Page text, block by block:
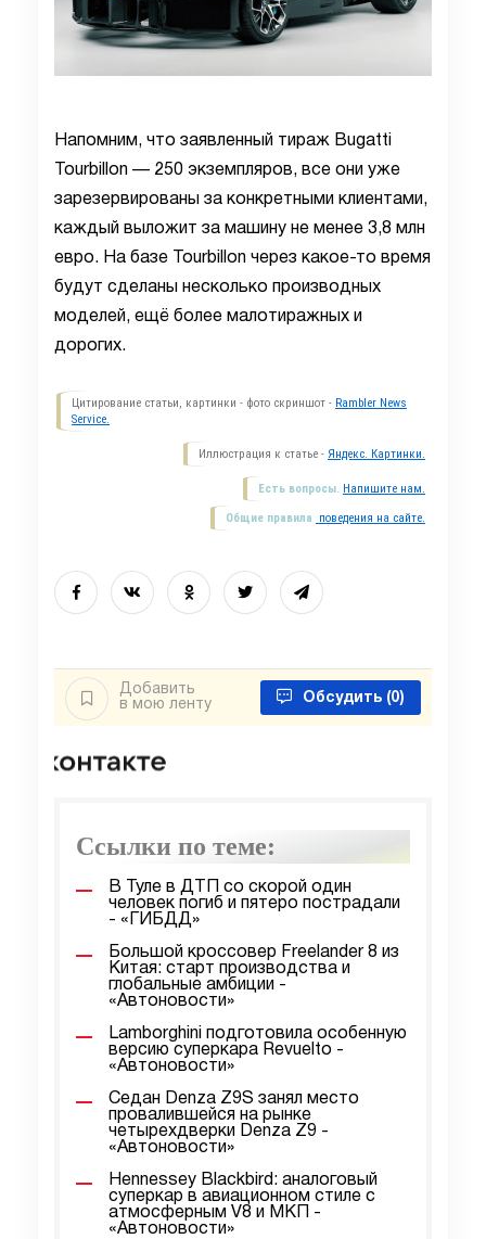
Напомним, что заявленный тираж Bugatti
Tourbillon — 250 экземпляров, все они уже
зарезервированы за конкретными клиентами,
каждый выложит за машину не менее 3,8 млн
евро. На базе Tourbillon через какое-то время
будут сделаны несколько производных
моделей, ещё более малотиражных и
дорогих.
Цитирование статьи, картинки - фото скриншот - Rambler News
Service.
Иллюстрация к статье - Яндекс. Картинки.
Есть вопросы. Напишите нам.
Общие правила поведения на сайте.
Добавить
в мою ленту
Обсудить (0)
Ссылки по теме:
В Туле в ДТП со скорой один
человек погиб и пятеро пострадали
- «ГИБДД»
Большой кроссовер Freelander 8 из
Китая: старт производства и
глобальные амбиции -
«Автоновости»
Lamborghini подготовила особенную
версию суперкара Revuelto -
«Автоновости»
Седан Denza Z9S занял место
провалившейся на рынке
четырехдверки Denza Z9 -
«Автоновости»
Hennessey Blackbird: аналоговый
суперкар в авиационном стиле с
атмосферным V8 и МКП -
«Автоновости»